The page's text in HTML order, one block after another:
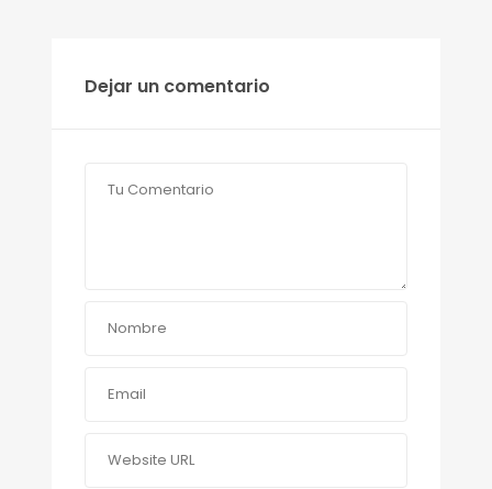
Dejar un comentario